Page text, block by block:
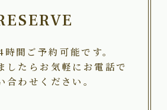
間ご予約可能です。
したらお気軽にお電話で
合わせください。